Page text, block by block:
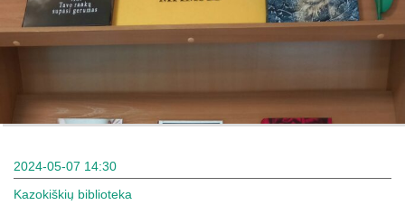
2024-05-07 14:30
Kazokiškių biblioteka